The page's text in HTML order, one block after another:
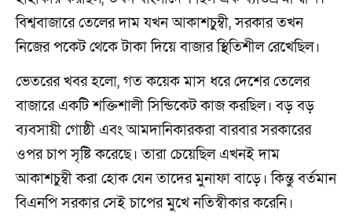
বিশ্ববাজারে তেলের দাম যখন আকাশচুম্বী, সরকার তখন
নিজের পকেট থেকে টাকা দিয়ে বাজার স্থিতিশীল রেখেছিল।
ভেতরের খবর হলো, গত কয়েক মাস ধরে দেশের তেলের
বাজারে একটি শক্তিশালী সিন্ডিকেট কাজ করছিল। বড় বড়
ব্যবসায়ী গোষ্ঠী এবং আমদানিকারকরা বারবার সরকারের
ওপর চাপ সৃষ্টি করেছে। তারা চেয়েছিল এখনই দাম
আকাশচুম্বী করা হোক যেন তাদের মুনাফা বাড়ে। কিন্তু বর্তমান
বিএনপি সরকার সেই চাপের মুখে নতিস্বীকার করেনি।